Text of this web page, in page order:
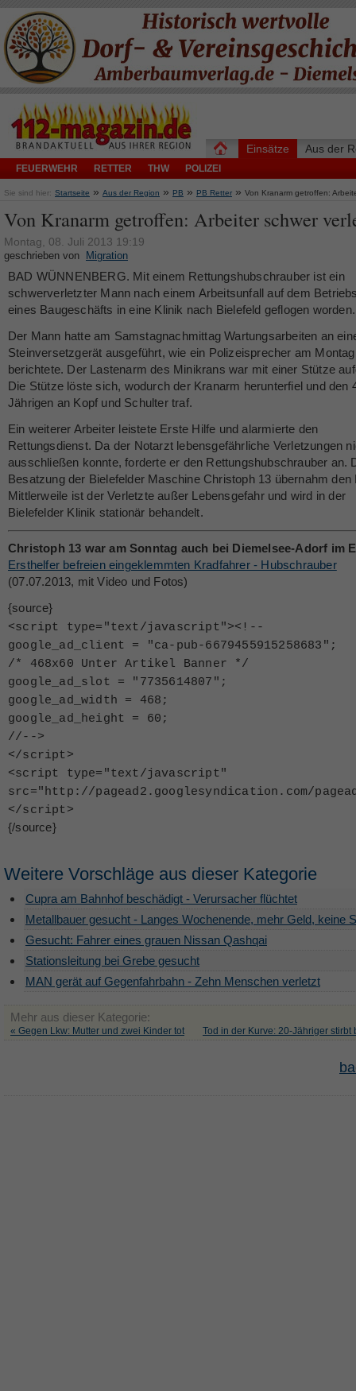
Einsätze
FEUERWEHR RETTER THW POLIZEI
Aus der
Sie sind hier: Startseite » Aus der Region » PB » PB Retter » Von Kranarm getroffen:
Von Kranarm getroffen: Arbeiter schwer
Montag, 08. Juli 2013 19:19
geschrieben von Migration
BAD WÜNNENBERG. Mit einem Rettungshubschrauber ist ein
schwerverletzter Mann nach einem Arbeitsunfall auf dem
eines Baugeschäfts in eine Klinik nach Bielefeld geflogen worden.
Der Mann hatte am Samstagnachmittag Wartungsarbeiten an
Steinversetzgerät ausgeführt, wie ein Polizeisprecher am Montag
berichtete. Der Lastenarm des Minikrans war mit einer Stütze
Die Stütze löste sich, wodurch der Kranarm herunterfiel und den
Jährigen an Kopf und Schulter traf.
Ein weiterer Arbeiter leistete Erste Hilfe und alarmierte den
Rettungsdienst. Da der Notarzt lebensgefährliche Verletzungen
ausschließen konnte, forderte er den Rettungshubschrauber an.
Besatzung der Bielefelder Maschine Christoph 13 übernahm den
Mittlerweile ist der Verletzte außer Lebensgefahr und wird in der
Bielefelder Klinik stationär behandelt.
Christoph 13 war am Sonntag auch bei Diemelsee-Adorf im
Ersthelfer befreien eingeklemmten Kradfahrer - Hubschrauber
(07.07.2013, mit Video und Fotos)
{source}
<script type="text/javascript">< !--
google_ad_client = "ca-pub-6679455915258683";
/* 468x60 Unter Artikel Banner */
google_ad_slot = "7735614807";
google_ad_width = 468;
google_ad_height = 60;
//-->
</script>
<script type="text/javascript"
src="http://pagead2.googlesyndication.com/
</script>
{/source}
Weitere Vorschläge aus dieser Kategorie
Cupra am Bahnhof beschädigt - Verursacher flüchtet
Metallbauer gesucht - Langes Wochenende, mehr Geld, keine
Gesucht: Fahrer eines grauen Nissan Qashqai
Stationsleitung bei Grebe gesucht
MAN gerät auf Gegenfahrbahn - Zehn Menschen verletzt
Mehr aus dieser Kategorie:
« Gegen Lkw: Mutter und zwei Kinder tot Tod in der Kurve: 20-Jähriger stirbt